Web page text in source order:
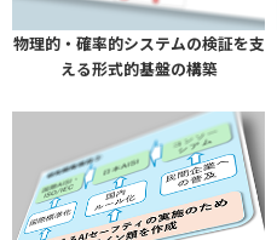
物理的・確率的システムの検証を支
える形式的基盤の構築